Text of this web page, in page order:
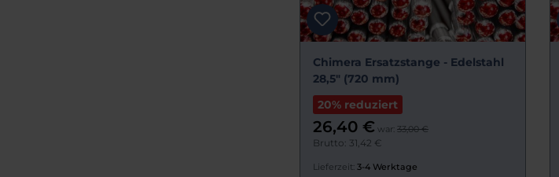
Chimera Ersatzstange - Edelstahl
28,5" (720 mm)
20% reduziert
26,40 € war: 33,00 €
Brutto: 31,42 €
Lieferzeit: 3-4 Werktage